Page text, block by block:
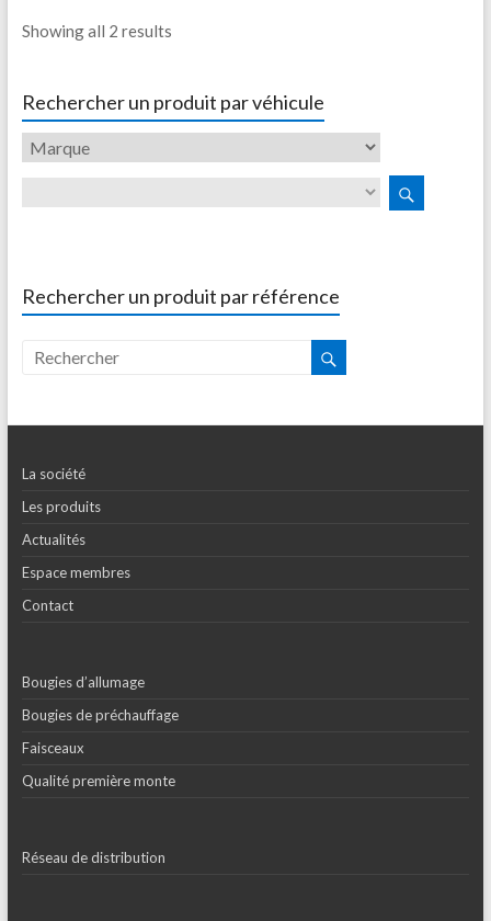
Showing all 2 results
Rechercher un produit par véhicule
Rechercher un produit par référence
La société
Les produits
Actualités
Espace membres
Contact
Bougies d’allumage
Bougies de préchauffage
Faisceaux
Qualité première monte
Réseau de distribution